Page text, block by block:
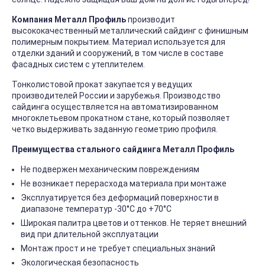
Компания Металл Профильпроизводит
высококачественный металлический сайдинг с финишным
полимерным покрытием. Материал используется для
отделки зданий и сооружений, в том числе в составе
фасадных систем с утеплителем.
Тонколистовой прокат закупается у ведущих
производителей России и зарубежья. Производство
сайдинга осуществляется на автоматизированном
многоклетьевом прокатном стане, который позволяет
четко выдерживать заданную геометрию профиля.
Преимущества стального сайдинга Металл Профиль
Не подвержен механическим повреждениям
Не возникает перерасхода материала при монтаже
Эксплуатируется без деформаций поверхности в
диапазоне температур -30°C до +70°C
Широкая палитра цветов и оттенков. Не теряет внешний
вид при длительной эксплуатации
Монтаж прост и не требует специальных знаний
Экологическая безопасность